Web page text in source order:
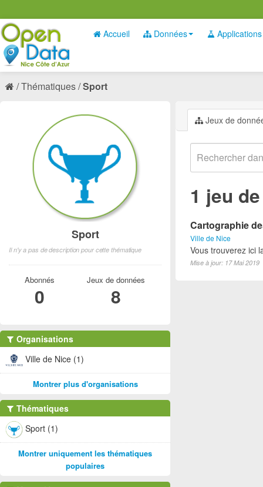
Accueil Données Applications
Thématiques Sport
Jeux de
1 jeu
Cartographie
Ville de Nice
Vous trouverez ici
Mise à jour: 17 Mai 2019
Sport
Il n'y a pas de description pour cette thématique
Abonnés
0
Jeux de données
8
Organisations
Ville de Nice (1)
Montrer plus d'organisations
Thématiques
Sport (1)
Montrer uniquement les thématiques
populaires